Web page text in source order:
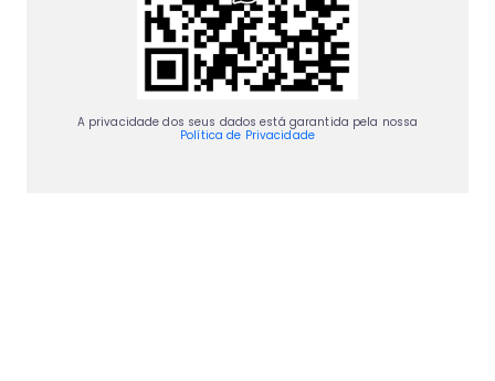
A privacidade dos seus dados está garantida pela nossa
Política de Privacidade